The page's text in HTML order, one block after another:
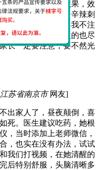
了能看到明显的效果，效
孩子注意，油炸、辛辣刺
喝了会加重症状！我不注
以及牛羊肉等上火的也尽
长一定要注意，要不然光
江苏省南京市网友]
出家人了，昼夜颠倒，喜
死。医生建议吃药，她根
，当时添加上老师微信，
，也实在没有办法，试试
我们打视频，在她清醒的
后特别舒服，头脑清晰多